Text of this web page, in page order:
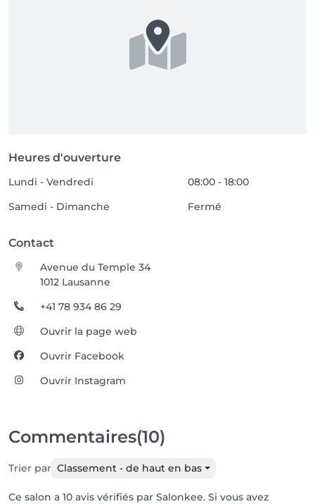
Heures d'ouverture
Lundi - Vendredi
08:00 - 18:00
Samedi - Dimanche
Fermé
Contact
Avenue du Temple 34
1012 Lausanne
+41 78 934 86 29
Ouvrir la page web
Ouvrir Facebook
Ouvrir Instagram
Commentaires(10)
Trier par Classement - de haut en bas
Ce salon a 10 avis vérifiés par Salonkee. Si vous avez